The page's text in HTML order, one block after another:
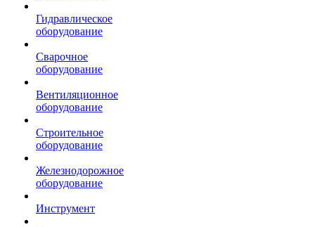
Гидравлическое
оборудование
Сварочное
оборудование
Вентиляционное
оборудование
Строительное
оборудование
Железнодорожное
оборудование
Инструмент